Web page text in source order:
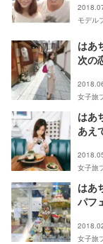
モデル
はあ
次の
女子旅
はあ
あえ
女子旅
はあ
パフ
女子旅